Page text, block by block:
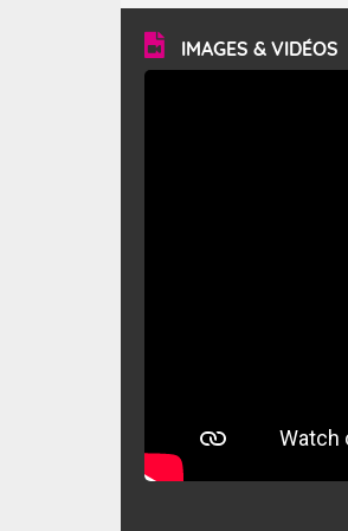
vitesse moyenne de 50
en rafales, parfois
du Rhône et la Provence et
méditerranéen à partir de la
IMAGES & VIDÉOS